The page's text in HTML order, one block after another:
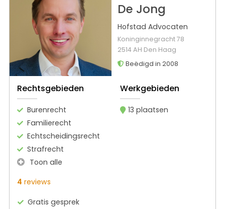
De Jong
Hofstad Advocaten
Koninginnegracht 78
2514 AH Den Haag
Beëdigd in 2008
Rechtsgebieden
Burenrecht
Familierecht
Echtscheidingsrecht
Strafrecht
Toon alle
Werkgebieden
13 plaatsen
4 reviews
Gratis gesprek